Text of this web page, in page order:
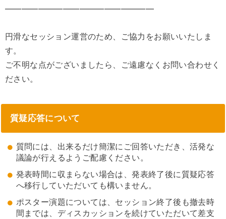
━━━━━━━━━━━━━━━━━━
円滑なセッション運営のため、ご協力をお願いいたしま
す。
ご不明な点がございましたら、ご遠慮なくお問い合わせく
ださい。
質疑応答について
質問には、出来るだけ簡潔にご回答いただき、活発な
議論が行えるようご配慮ください。
発表時間に収まらない場合は、発表終了後に質疑応答
へ移行していただいても構いません。
ポスター演題については、セッション終了後も撤去時
間までは、ディスカッションを続けていただいて差支